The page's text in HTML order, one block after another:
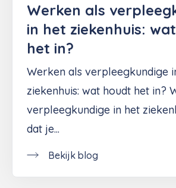
Werken als
in het ziekenhuis:
het in?
Werken als verpleegkundige
ziekenhuis: wat houdt het in?
verpleegkundige in het
dat je...
Bekijk blog